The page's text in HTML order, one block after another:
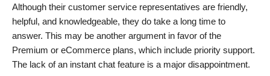
Although their customer service representatives are friendly,
helpful, and knowledgeable, they do take a long time to
answer. This may be another argument in favor of the
Premium or eCommerce plans, which include priority support.
The lack of an instant chat feature is a major disappointment.